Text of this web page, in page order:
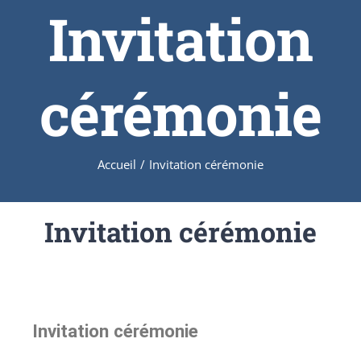
Invitation
cérémonie
Accueil / Invitation cérémonie
Invitation cérémonie
Invitation cérémonie